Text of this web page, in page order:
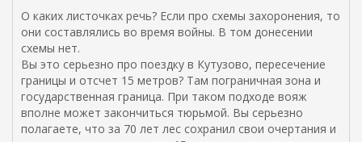
О каких листочках речь? Если про схемы захоронения, то
они составлялись во время войны. В том донесении
схемы нет.
Вы это серьезно про поездку в Кутузово, пересечение
границы и отсчет 15 метров? Там пограничная зона и
государственная граница. При таком подходе вояж
вполне может закончиться тюрьмой. Вы серьезно
полагаете, что за 70 лет лес сохранил свои очертания и